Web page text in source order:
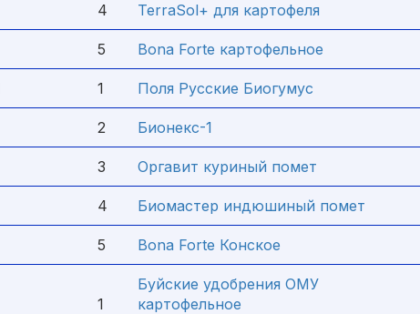
4 TerraSol+ для картофеля
5 Bona Forte картофельное
1 Поля Русские Биогумус
2 Бионекс-1
3 Оргавит куриный помет
4 Биомастер индюшиный помет
5 Bona Forte Конское
1
Буйские удобрения ОМУ
картофельное